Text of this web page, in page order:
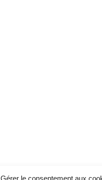
Gérer le consentement aux